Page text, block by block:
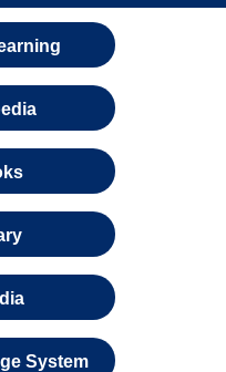
System